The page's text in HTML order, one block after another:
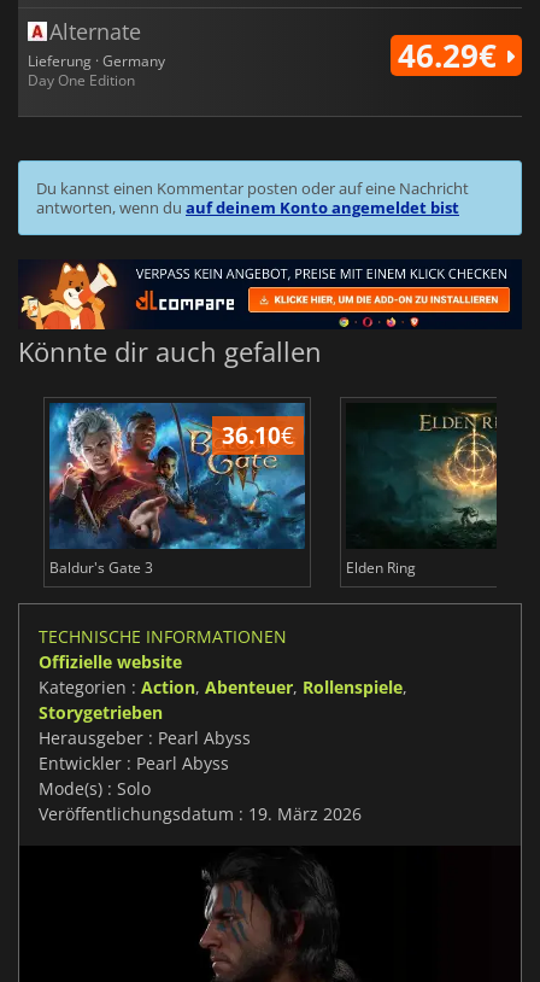
Alternate
Lieferung · Germany
Day One Edition
46.29€
Du kannst einen Kommentar posten oder auf eine Nachricht
antworten, wenn du auf deinem Konto angemeldet bist
Könnte dir auch gefallen
36.10€
Baldur's Gate 3 Elden Ring
TECHNISCHE INFORMATIONEN
Offizielle website
Kategorien : Action, Abenteuer, Rollenspiele,
Storygetrieben
Herausgeber : Pearl Abyss
Entwickler : Pearl Abyss
Mode(s) : Solo
Veröffentlichungsdatum : 19. März 2026